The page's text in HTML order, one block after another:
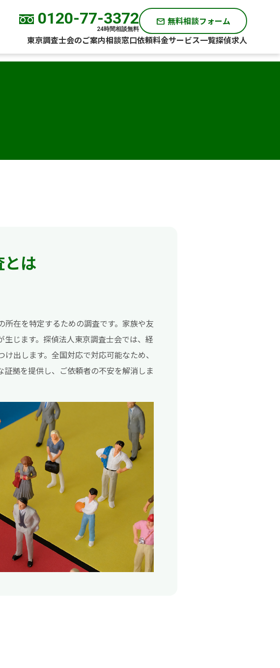
0120-77-3372
24時間相談無料
mail 無料相談フォーム
東京調査士会のご案内相談窓口依頼料金サービス一覧探偵求人
とは
在を特定するための調査です。家族や友
じます。探偵法人東京調査士会では、経
出します。全国対応で対応可能なため、
拠を提供し、ご依頼者の不安を解消しま